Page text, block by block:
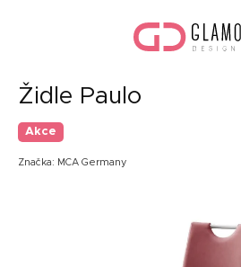
Židle Paulo
Akce
Značka: MCA Germany